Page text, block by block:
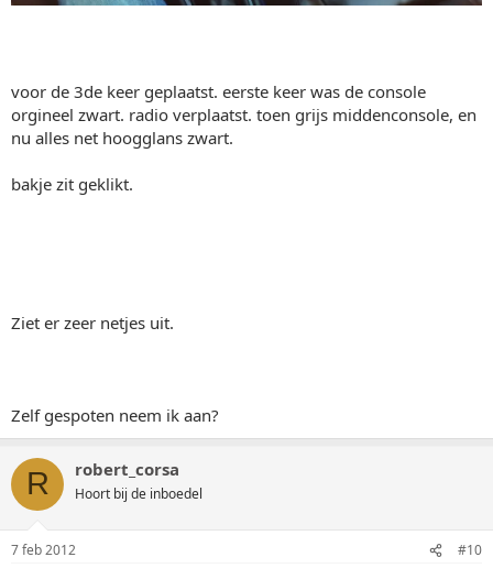
voor de 3de keer geplaatst. eerste keer was de console
orgineel zwart. radio verplaatst. toen grijs middenconsole, en
nu alles net hoogglans zwart.
bakje zit geklikt.
Ziet er zeer netjes uit.
Zelf gespoten neem ik aan?
R robert_corsa
Hoort bij de inboedel
7 feb 2012 #10